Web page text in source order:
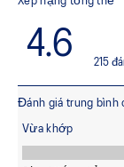
Mang lại độ